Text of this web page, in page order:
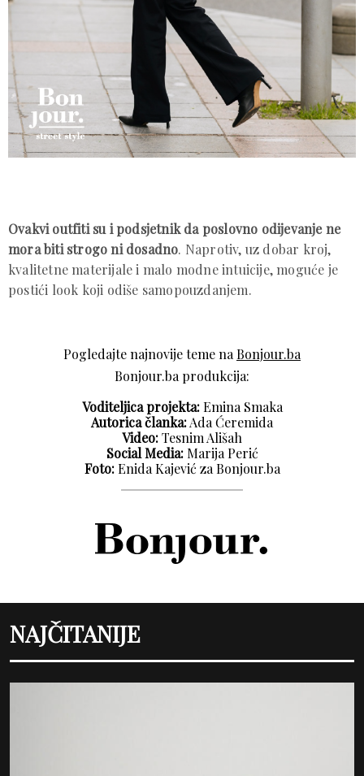
Ovakvi outfiti su i podsjetnik da poslovno odijevanje ne
mora biti strogo ni dosadno. Naprotiv, uz dobar kroj,
kvalitetne materijale i malo modne intuicije, moguće je
postići look koji odiše samopouzdanjem.
Pogledajte najnovije teme na Bonjour.ba
Bonjour.ba produkcija:
Voditeljica projekta:Emina Smaka
Autorica članka:Ada Ćeremida
Video:Tesnim Ališah
Social Media: Marija Perić
Foto:Enida Kajević za Bonjour.ba
NAJČITANIJE